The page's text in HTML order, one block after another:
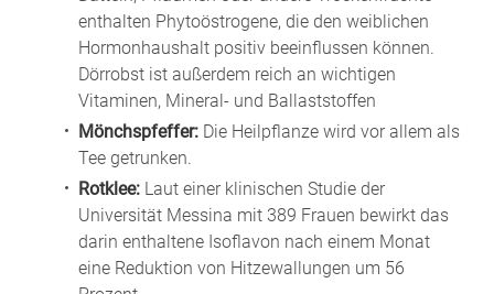
enthalten Phytoöstrogene, die den weiblichen
Hormonhaushalt positiv beeinflussen können.
Dörrobst ist außerdem reich an wichtigen
Vitaminen, Mineral- und Ballaststoffen
Mönchspfeffer: Die Heilpflanze wird vor allem als
Tee getrunken.
Rotklee: Laut einer klinischen Studie der
Universität Messina mit 389 Frauen bewirkt das
darin enthaltene Isoflavon nach einem Monat
eine Reduktion von Hitzewallungen um 56